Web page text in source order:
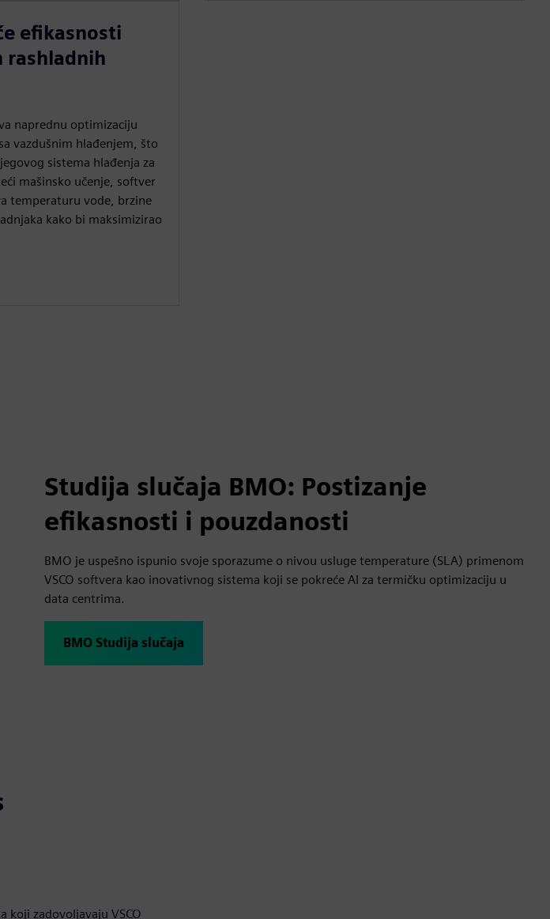
efikasnosti
rashladnih
naprednu optimizaciju
vazdušnim hlađenjem, što
sistema hlađenja za
mašinsko učenje, softver
temperaturu vode, brzine
kako bi maksimizirao
Studija slučaja BMO: Postizanje
efikasnosti i pouzdanosti
BMO je uspešno ispunio svoje sporazume o nivou usluge temperature (SLA) primenom
VSCO softvera kao inovativnog sistema koji se pokreće AI za termičku optimizaciju u
data centrima.
BMO Studija slučaja
koji zadovoljavaju VSCO